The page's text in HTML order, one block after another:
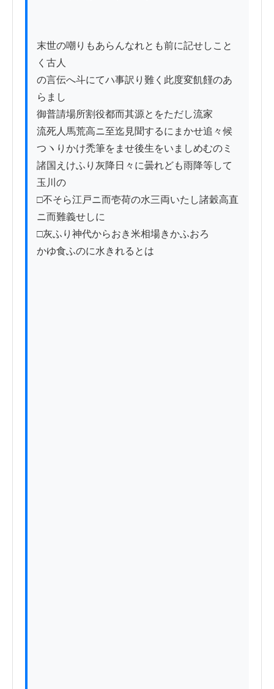
末世の嘲りもあらんなれとも前に記せしこと
く古人
の言伝へ斗にてハ事訳り難く此度変飢饉のあ
らまし
御普請場所割役都而其源とをただし流家
流死人馬荒高ニ至迄見聞するにまかせ追々候
つヽりかけ禿筆をませ後生をいましめむのミ
諸国えけふり灰降日々に曇れども雨降等して
玉川の
□不そら江戸ニ而壱荷の水三両いたし諸穀高直
ニ而難義せしに
□灰ふり神代からおき米相場きかふおろ
かゆ食ふのに水きれるとは